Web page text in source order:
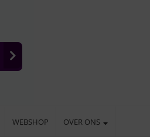
WEBSHOP OVER ONS